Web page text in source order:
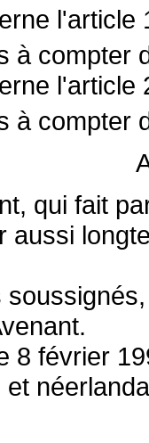
l'article
à compter
à compter
qui fait
aussi
8 février